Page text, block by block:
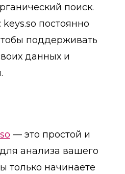
поиск.
: keys.so постоянно
поддерживать
данных и
— это простой и
анализа вашего
только начинаете